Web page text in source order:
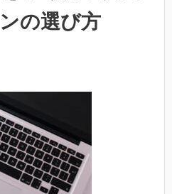
の選び方